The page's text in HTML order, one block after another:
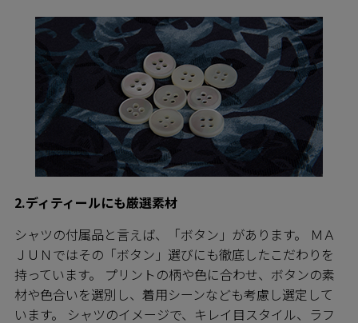
2.ディティールにも厳選素材
シャツの付属品と言えば、「ボタン」があります。 ＭＡ
ＪＵＮではその「ボタン」選びにも徹底したこだわりを
持っています。 プリントの柄や色に合わせ、ボタンの素
材や色合いを選別し、着用シーンなども考慮し選定して
います。 シャツのイメージで、キレイ目スタイル、ラフ